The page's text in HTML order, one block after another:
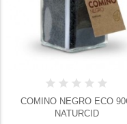
COMINO NEGRO ECO
NATURCID